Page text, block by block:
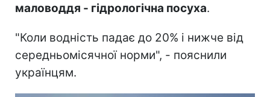
маловоддя - гідрологічна посуха.
"Коли водність падає до 20% і нижче від
середньомісячної норми", - пояснили
українцям.